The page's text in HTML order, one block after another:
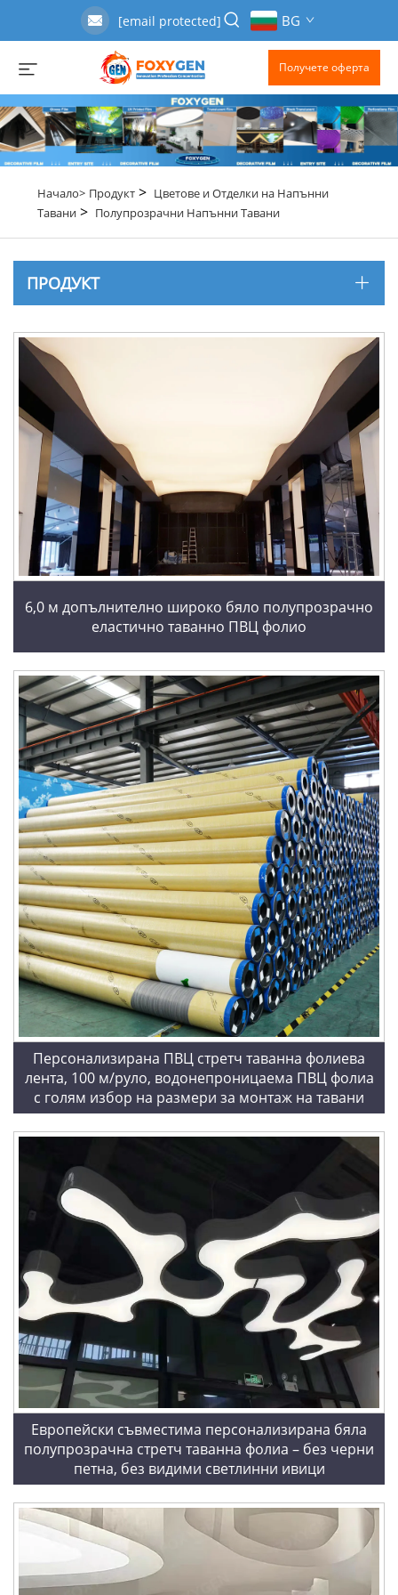
[email protected] BG
Получете оферта
Начало> Продукт> Цветове и Отделки на Напънни
Тавани> Полупрозрачни Напънни Тавани
ПРОДУКТ
6,0 м допълнително широко бяло полупрозрачно
еластично таванно ПВЦ фолио
Персонализирана ПВЦ стретч таванна фолиева
лента, 100 м/руло, водонепроницаема ПВЦ фолиа
с голям избор на размери за монтаж на тавани
Европейски съвместима персонализирана бяла
полупрозрачна стретч таванна фолиа – без черни
петна, без видими светлинни ивици